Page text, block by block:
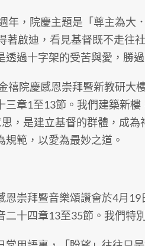
，院慶主題是「尊主為大
著啟迪，看見基督既不走往
過十字架的受苦與愛，勝
院慶感恩崇拜暨新教研大
三章1至13節。我們建築新
思，是建立基督的群體，成
規範，以愛為最妙之道。
崇拜暨音樂頌讚會於4月19
二十四章13至35節。我們特